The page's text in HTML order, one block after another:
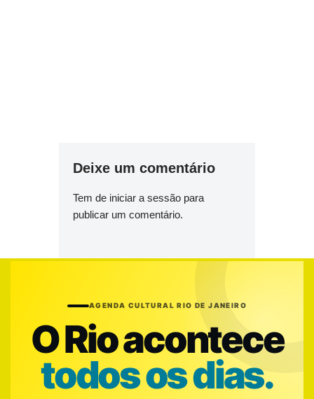
Deixe um comentário
Tem de iniciar a sessão para
publicar um comentário.
AGENDA CULTURAL RIO DE JANEIRO
O Rio acontece
todos os dias.